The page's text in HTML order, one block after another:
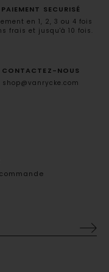
PAIEMENT SECURISÉ
en 1, 2, 3 ou 4 fois
frais et jusqu'à 10 fois.
CONTACTEZ-NOUS
shop@vanrycke.com